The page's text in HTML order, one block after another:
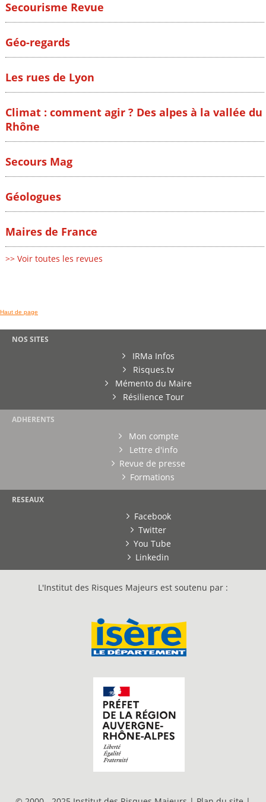
Secourisme Revue
Géo-regards
Les rues de Lyon
Climat : comment agir ? Des alpes à la vallée du
Rhône
Secours Mag
Géologues
Maires de France
>> Voir toutes les revues
Haut de page
NOS SITES
IRMa Infos
Risques.tv
Mémento du Maire
Résilience Tour
ADHERENTS
Mon compte
Lettre d'info
Revue de presse
Formations
RESEAUX
Facebook
Twitter
You Tube
Linkedin
L'Institut des Risques Majeurs est soutenu par :